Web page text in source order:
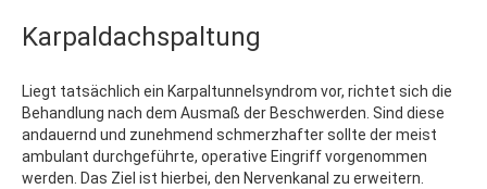
Karpaldachspaltung
Liegt tatsächlich ein Karpaltunnelsyndrom vor, richtet sich die
Behandlung nach dem Ausmaß der Beschwerden. Sind diese
andauernd und zunehmend schmerzhafter sollte der meist
ambulant durchgeführte, operative Eingriff vorgenommen
werden. Das Ziel ist hierbei, den Nervenkanal zu erweitern.